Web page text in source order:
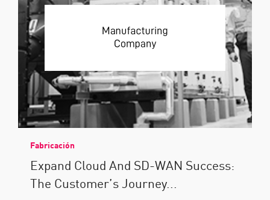
Fabricación
Expand Cloud And SD-WAN Success:
The Customer’s Journey...